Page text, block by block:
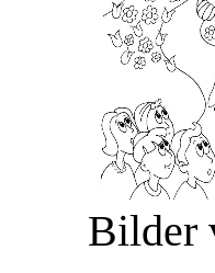
Bilder